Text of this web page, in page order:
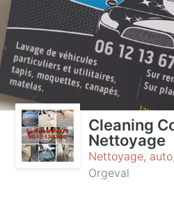
Cleaning
Nettoyage
Nettoyage,
Orgeval